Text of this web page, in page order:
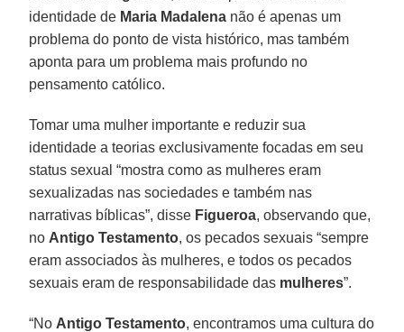
identidade de Maria Madalena não é apenas um
problema do ponto de vista histórico, mas também
aponta para um problema mais profundo no
pensamento católico.
Tomar uma mulher importante e reduzir sua
identidade a teorias exclusivamente focadas em seu
status sexual “mostra como as mulheres eram
sexualizadas nas sociedades e também nas
narrativas bíblicas”, disse Figueroa, observando que,
no Antigo Testamento, os pecados sexuais “sempre
eram associados às mulheres, e todos os pecados
sexuais eram de responsabilidade das mulheres”.
“No Antigo Testamento, encontramos uma cultura do